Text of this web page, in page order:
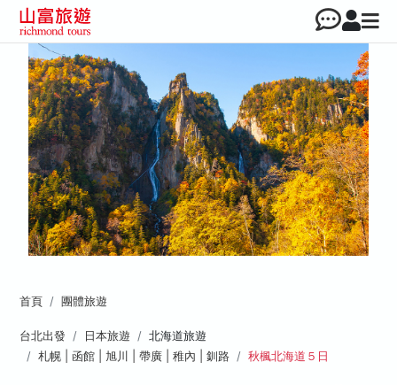
首頁 團體旅遊
台北出發 日本旅遊
北海道旅遊
札幌 | 函館 | 旭川 | 帶廣 | 稚內 | 釧路
秋楓北海道５日